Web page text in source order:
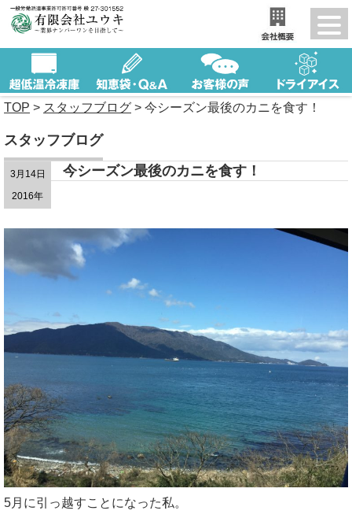
TOP > スタッフブログ > 今シーズン最後のカニを食す！
スタッフブログ
3月14日
2016年
今シーズン最後のカニを食す！
5月に引っ越すことになった私。